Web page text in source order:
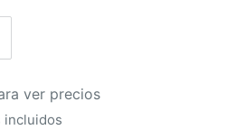
ver precios
incluidos